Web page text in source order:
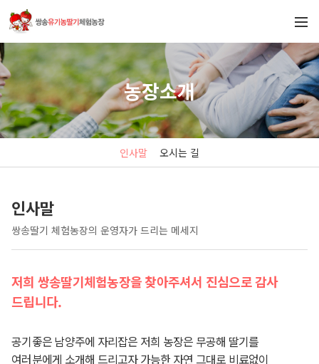
농장소개
인사말 오시는 길
인사말
쌍송딸기 체험농장의 운영자가 드리는 메세지
저희 쌍송딸기체험농장을 찾아주셔서 진심으로 감사
드립니다.
공기좋은 남양주에 자리잡은 저희 농장은 무공해 딸기를
여러분에게 소개해 드리고자 가능한 자연 그대로 비료없이